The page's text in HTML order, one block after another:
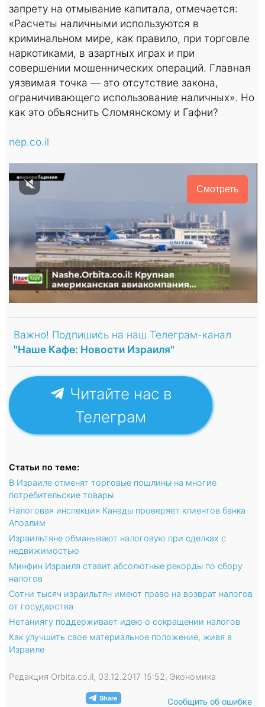
запрету на отмывание капитала, отмечается:
«Расчеты наличными используются в
криминальном мире, как правило, при торговле
наркотиками, в азартных играх и при
совершении мошеннических операций. Главная
уязвимая точка — это отсутствие закона,
ограничивающего использование наличных». Но
как это объяснить Сломянскому и Гафни?
nep.co.il
Смотреть
Важно! Подпишись на наш Телеграм-канал
"Наше Кафе: Новости Израиля"
Читайте нас в
Телеграм
Статьи по теме:
В Израиле отменят торговые пошлины на многие
потребительские товары
Налоговая инспекция Канады проверяет клиентов банка
Апоалим
Израильтяне обманывают налоговую при сделках с
недвижимостью
Минфин Израиля ставит абсолютные рекорды по сбору
налогов
Сотни тысяч израильтян имеют право на возврат налогов
от государства
Нетаниягу поддерживает идею о сокращении налогов
Как улучшить свое материальное положение, живя в
Израиле
Редакция Orbita.co.il, 03.12.2017 15:52, Экономика
Сообщить об ошибке